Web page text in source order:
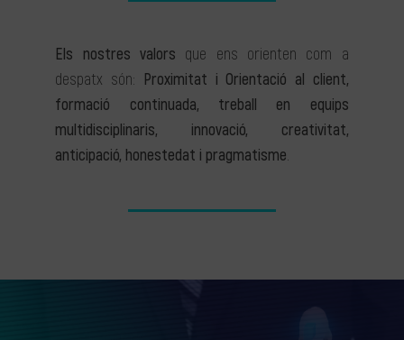
Els nostres valors que ens orienten com a
despatx són: Proximitat i Orientació al client,
formació continuada, treball en equips
multidisciplinaris, innovació, creativitat,
anticipació, honestedat i pragmatisme.